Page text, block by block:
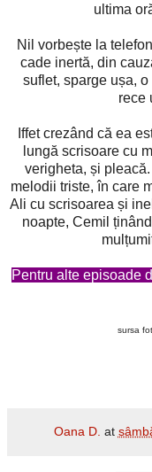
ultima
Nil vorbește la
cade inertă, din
suflet, sparge ușa,
rece
Iffet crezând că ea
lungă scrisoare cu
verigheta, și
melodii triste, în care
Ali cu scrisoarea și
noapte, Cemil
Pentru alte episoade
sursa
Oana D. at